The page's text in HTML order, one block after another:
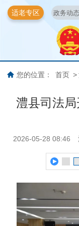
适老专区
您的位置： 首页 >
澧县司法
2026-05-28 08:46